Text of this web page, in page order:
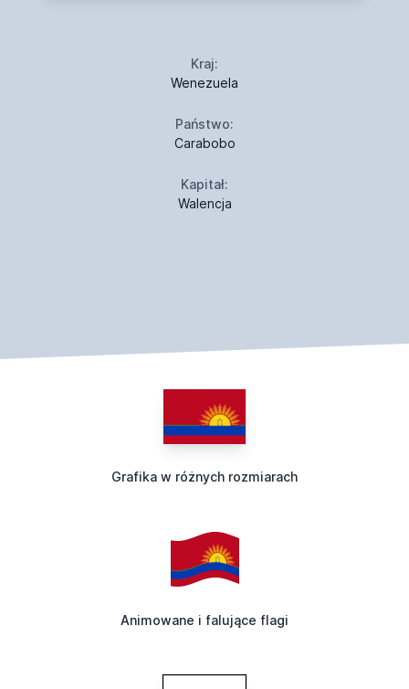
Kraj:
Wenezuela
Państwo:
Carabobo
Kapitał:
Walencja
Grafika w różnych rozmiarach
Animowane i falujące flagi